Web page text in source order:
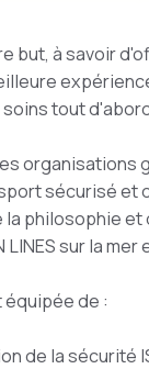
but, à savoir
tout
organisations
sécurisé et
philosophie et
LINES sur la mer
de :
de la sécurité